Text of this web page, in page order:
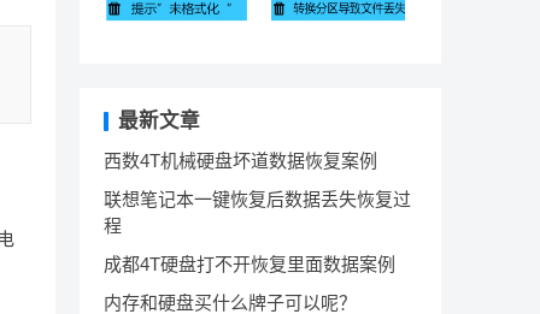
最新文章
西数4T机械硬盘坏道数据恢复案例
联想笔记本一键恢复后数据丢失恢复过
程
成都4T硬盘打不开恢复里面数据案例
内存和硬盘买什么牌子可以呢？